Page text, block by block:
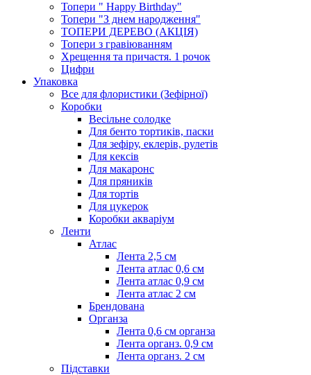
Топери " Happy Birthday"
Топери "З днем народження"
ТОПЕРИ ДЕРЕВО (АКЦІЯ)
Топери з гравіюванням
Хрещення та причастя. 1 рочок
Цифри
Упаковка
Все для флористики (Зефірної)
Коробки
Весільне солодке
Для бенто тортиків, паски
Для зефіру, еклерів, рулетів
Для кексів
Для макаронс
Для пряників
Для тортів
Для цукерок
Коробки акваріум
Ленти
Атлас
Лента 2,5 см
Лента атлас 0,6 см
Лента атлас 0,9 см
Лента атлас 2 см
Брендована
Органза
Лента 0,6 см органза
Лента органз. 0,9 см
Лента органз. 2 см
Підставки